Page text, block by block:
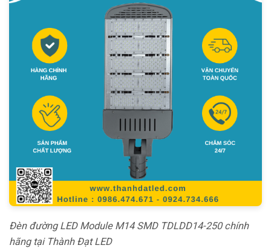
Đèn đường LED Module M14 SMD TDLDD14-250 chính
hãng tại Thành Đạt LED